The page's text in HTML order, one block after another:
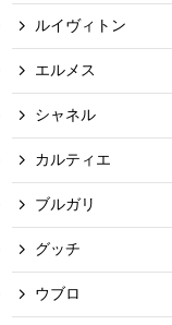
ルイヴィトン
エルメス
シャネル
カルティエ
ブルガリ
グッチ
ウブロ